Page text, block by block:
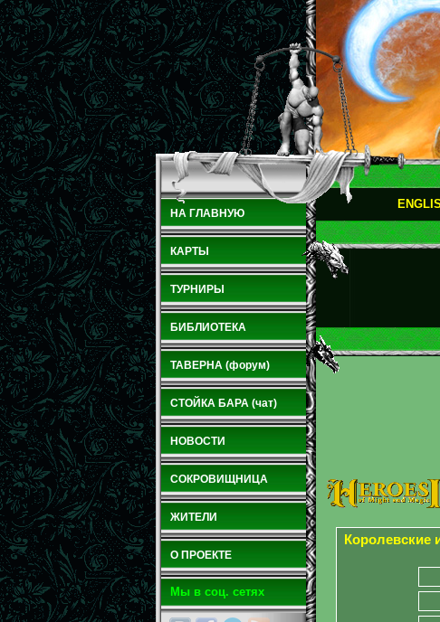
НА ГЛАВНУЮ
КАРТЫ
ТУРНИРЫ
БИБЛИОТЕКА
ТАВЕРНА (форум)
СТОЙКА БАРА (чат)
НОВОСТИ
СОКРОВИЩНИЦА
ЖИТЕЛИ
О ПРОЕКТЕ
Мы в соц. сетях
Королевские